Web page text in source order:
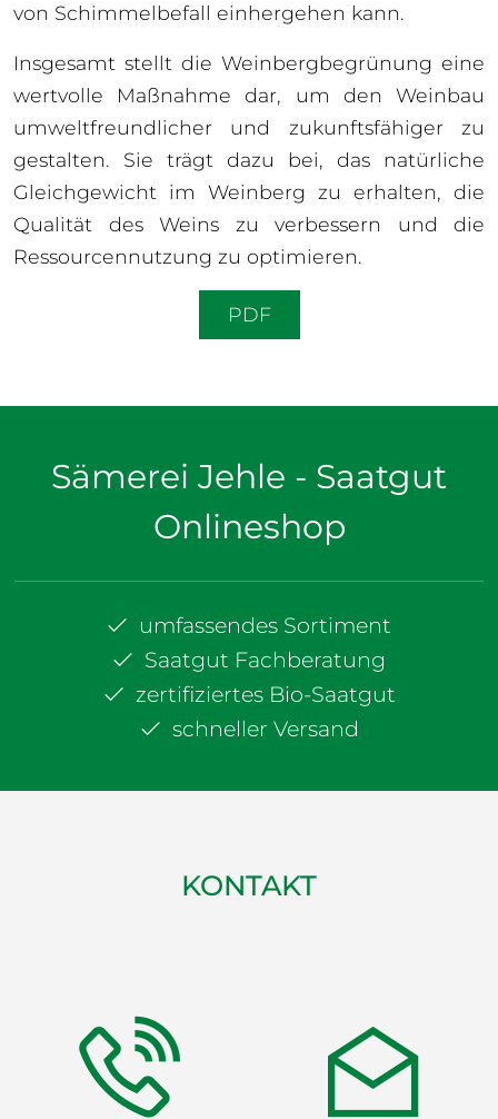
von Schimmelbefall einhergehen kann.
Insgesamt stellt die Weinbergbegrünung eine
wertvolle Maßnahme dar, um den Weinbau
umweltfreundlicher und zukunftsfähiger zu
gestalten. Sie trägt dazu bei, das natürliche
Gleichgewicht im Weinberg zu erhalten, die
Qualität des Weins zu verbessern und die
Ressourcennutzung zu optimieren.
PDF
Sämerei Jehle - Saatgut
Onlineshop
umfassendes Sortiment
Saatgut Fachberatung
zertifiziertes Bio-Saatgut
schneller Versand
KONTAKT